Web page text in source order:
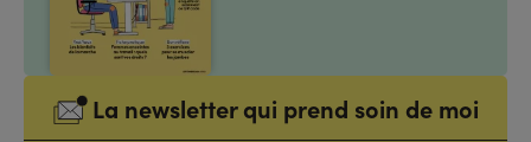
La newsletter qui prend soin de moi